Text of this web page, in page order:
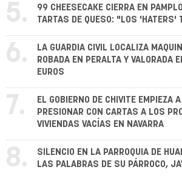
5.
99 CHEESECAKE CIERRA EN
TARTAS DE QUESO: "LOS 'HATERS'
6.
LA GUARDIA CIVIL LOCALIZA
ROBADA EN PERALTA Y
EUROS
7.
EL GOBIERNO DE CHIVITE EMPIEZA
PRESIONAR CON CARTAS A LOS
VIVIENDAS VACÍAS EN NAVARRA
8.
SILENCIO EN LA PARROQUIA DE
LAS PALABRAS DE SU PÁRROCO,